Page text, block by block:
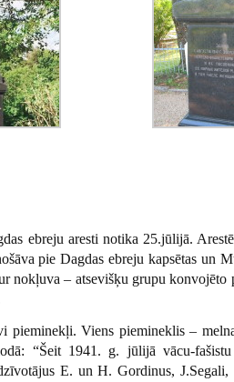
ebreju aresti notika 25.jūlijā.
pie Dagdas ebreju kapsētas un
nokļuva – atsevišķu grupu konvojēto
pieminekļi. Viens piemineklis –
“Šeit 1941. g. jūlijā vācu-
E. un H. Gordinus,